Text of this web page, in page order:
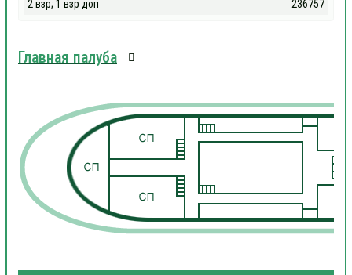
2 взр; 1 взр доп 236757
Главная палуба